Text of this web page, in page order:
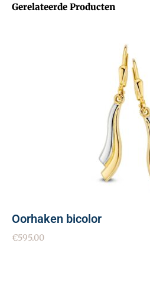
Gerelateerde Producten
Oorhaken bicolor
€595.00